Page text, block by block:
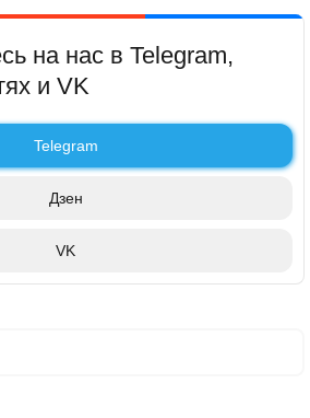
на нас в Telegram,
и VK
Telegram
Дзен
VK